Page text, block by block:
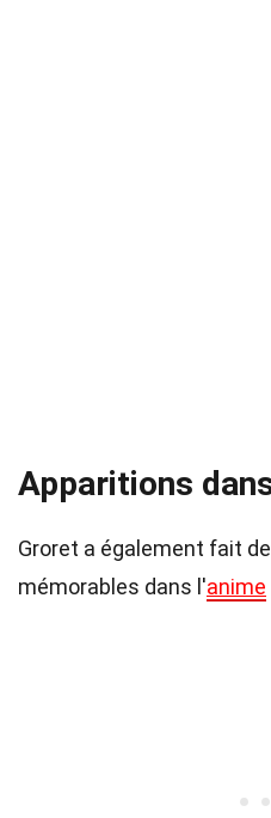
Apparitions
Groret a également fait
mémorables dans l'anime